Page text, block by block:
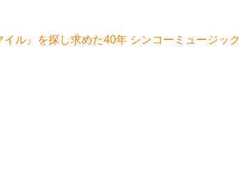
ル』を探し求めた40年 シンコーミュージック